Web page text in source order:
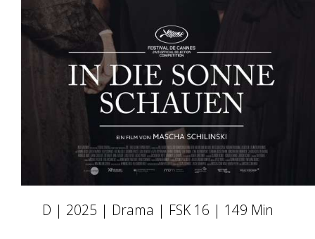
D | 2025 | Drama | FSK 16 | 149 Min